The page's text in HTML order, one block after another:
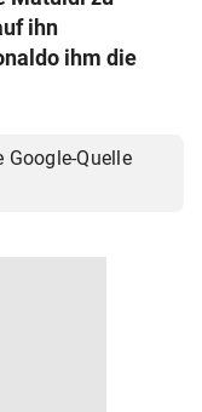
ihn
ihm die
Google-Quelle